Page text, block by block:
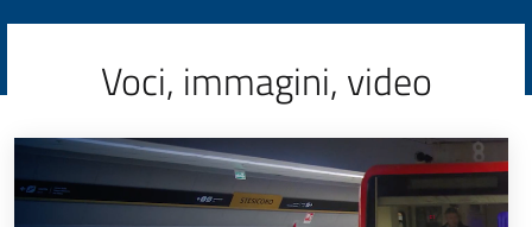
Voci, immagini, video